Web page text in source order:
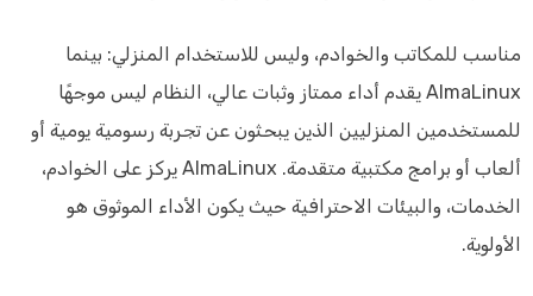
مناسب للمكاتب والخوادم، وليس للاستخدام المنزلي: بينما
AlmaLinux يقدم أداء ممتاز وثبات عالي، النظام ليس موجهًا
للمستخدمين المنزليين الذين يبحثون عن تجربة رسومية يومية أو
ألعاب أو برامج مكتبية متقدمة. AlmaLinux يركز على الخوادم،
الخدمات، والبيئات الاحترافية حيث يكون الأداء الموثوق هو
الأولوية.